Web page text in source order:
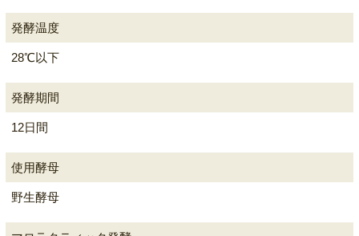
発酵温度
28℃以下
発酵期間
12日間
使用酵母
野生酵母